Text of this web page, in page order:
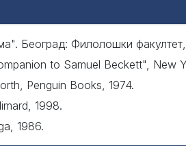
Београд: Филолошки факултет,
to Samuel Beckett", New
Penguin Books, 1974.
1998.
1986.